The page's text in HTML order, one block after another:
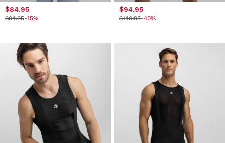
$84.95
$94.95-15%
$94.95
$149.95-40%